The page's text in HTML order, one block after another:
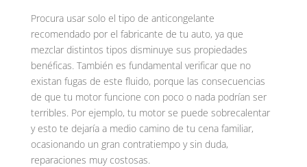
Procura usar solo el tipo de anticongelante
recomendado por el fabricante de tu auto, ya que
mezclar distintos tipos disminuye sus propiedades
benéficas. También es fundamental verificar que no
existan fugas de este fluido, porque las consecuencias
de que tu motor funcione con poco o nada podrían ser
terribles. Por ejemplo, tu motor se puede sobrecalentar
y esto te dejaría a medio camino de tu cena familiar,
ocasionando un gran contratiempo y sin duda,
reparaciones muy costosas.